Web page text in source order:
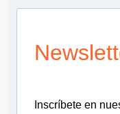
Inscríbete en